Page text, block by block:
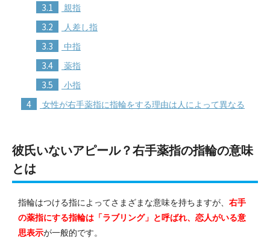
3.1 親指
3.2 人差し指
3.3 中指
3.4 薬指
3.5 小指
4 女性が右手薬指に指輪をする理由は人によって異なる
彼氏いないアピール？右手薬指の指輪の意味
とは
指輪はつける指によってさまざまな意味を持ちますが、 右手
の薬指にする指輪は「ラブリング」と呼ばれ、恋人がいる意
思表示が一般的です。